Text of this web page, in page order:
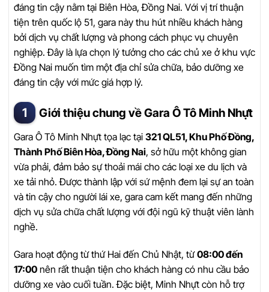
đáng tin cậy nằm tại Biên Hòa, Đồng Nai. Với vị trí thuận
tiện trên quốc lộ 51, gara này thu hút nhiều khách hàng
bởi dịch vụ chất lượng và phong cách phục vụ chuyên
nghiệp. Đây là lựa chọn lý tưởng cho các chủ xe ở khu vực
Đồng Nai muốn tìm một địa chỉ sửa chữa, bảo dưỡng xe
đáng tin cậy với mức giá hợp lý.
Giới thiệu chung về Gara Ô Tô Minh Nhựt
Gara Ô Tô Minh Nhựt tọa lạc tại 321 QL51, Khu Phố Đồng,
Thành Phố Biên Hòa, Đồng Nai, sở hữu một không gian
vừa phải, đảm bảo sự thoải mái cho các loại xe du lịch và
xe tải nhỏ. Được thành lập với sứ mệnh đem lại sự an toàn
và tin cậy cho người lái xe, gara cam kết mang đến những
dịch vụ sửa chữa chất lượng với đội ngũ kỹ thuật viên lành
nghề.
Gara hoạt động từ thứ Hai đến Chủ Nhật, từ08:00 đến
17:00 nên rất thuận tiện cho khách hàng có nhu cầu bảo
dưỡng xe vào cuối tuần. Đặc biệt, Minh Nhựt còn hỗ trợ